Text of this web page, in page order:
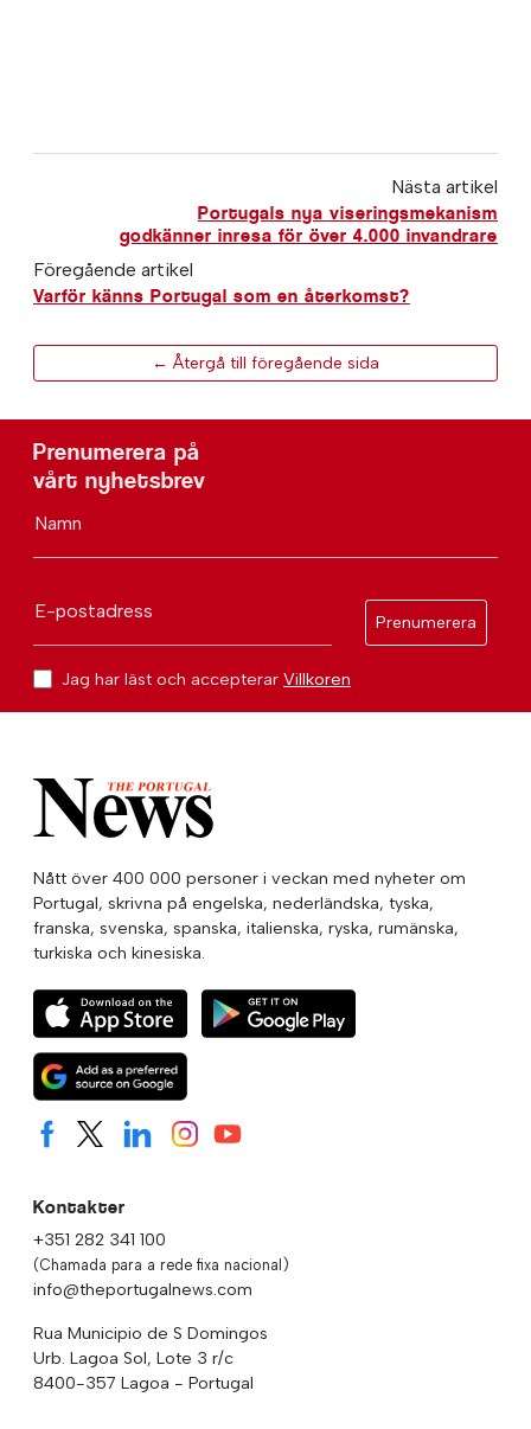
Nästa artikel
Portugals nya viseringsmekanism
godkänner inresa för över 4.000 invandrare
Föregående artikel
Varför känns Portugal som en återkomst?
← Återgå till föregående sida
Prenumerera på
vårt nyhetsbrev
Namn
E-postadress
Prenumerera
Jag har läst och accepterar Villkoren
Nått över 400 000 personer i veckan med nyheter om
Portugal, skrivna på engelska, nederländska, tyska,
franska, svenska, spanska, italienska, ryska, rumänska,
turkiska och kinesiska.
Kontakter
+351 282 341 100
(Chamada para a rede fixa nacional)
info@theportugalnews.com
Rua Municipio de S Domingos
Urb. Lagoa Sol, Lote 3 r/c
8400-357 Lagoa - Portugal